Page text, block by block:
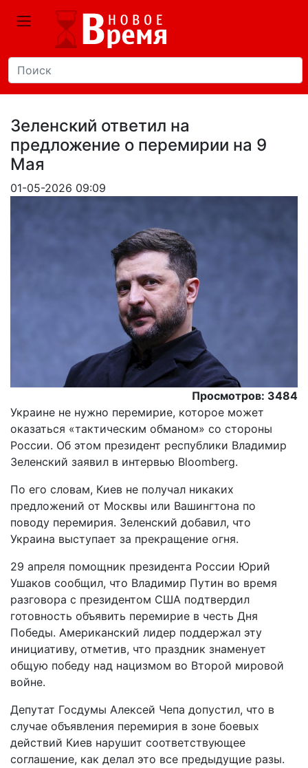
Зеленский ответил на
предложение о перемирии на 9
Мая
01-05-2026 09:09
Просмотров: 3484
Украине не нужно перемирие, которое может
оказаться «тактическим обманом» со стороны
России. Об этом президент республики Владимир
Зеленский заявил в интервью Bloomberg.
По его словам, Киев не получал никаких
предложений от Москвы или Вашингтона по
поводу перемирия. Зеленский добавил, что
Украина выступает за прекращение огня.
29 апреля помощник президента России Юрий
Ушаков сообщил, что Владимир Путин во время
разговора с президентом США подтвердил
готовность объявить перемирие в честь Дня
Победы. Американский лидер поддержал эту
инициативу, отметив, что праздник знаменует
общую победу над нацизмом во Второй мировой
войне.
Депутат Госдумы Алексей Чепа допустил, что в
случае объявления перемирия в зоне боевых
действий Киев нарушит соответствующее
соглашение, как делал это все предыдущие разы.